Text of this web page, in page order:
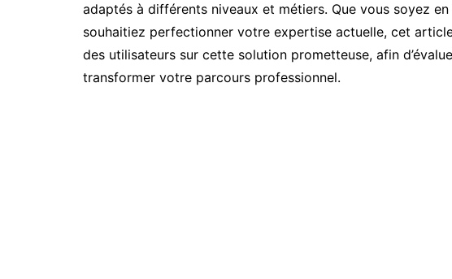
adaptés à différents niveaux et métiers. Que vous soyez
souhaitiez perfectionner votre expertise actuelle, cet
des utilisateurs sur cette solution prometteuse, afin
transformer votre parcours professionnel.